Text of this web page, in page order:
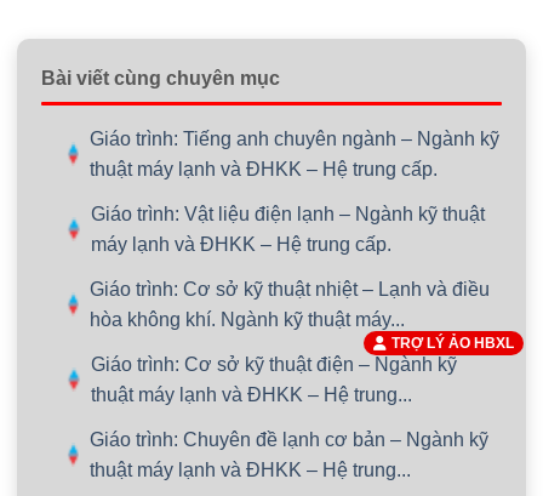
Bài viết cùng chuyên mục
Giáo trình: Tiếng anh chuyên ngành – Ngành kỹ
thuật máy lạnh và ĐHKK – Hệ trung cấp.
Giáo trình: Vật liệu điện lạnh – Ngành kỹ thuật
máy lạnh và ĐHKK – Hệ trung cấp.
Giáo trình: Cơ sở kỹ thuật nhiệt – Lạnh và điều
hòa không khí. Ngành kỹ thuật máy...
Giáo trình: Cơ sở kỹ thuật điện – Ngành kỹ
thuật máy lạnh và ĐHKK – Hệ trung...
Giáo trình: Chuyên đề lạnh cơ bản – Ngành kỹ
thuật máy lạnh và ĐHKK – Hệ trung...
TRỢ LÝ ẢO HBXL